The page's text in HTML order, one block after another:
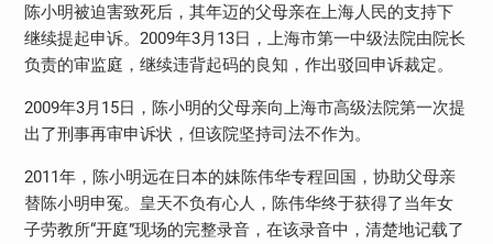
陈小明被迫害致死后，其年迈的父母亲在上海人民的支持下
继续提起申诉。 2009年3月 13日，上海市第一中级法院由院长
负责的审监庭，继续违背起码的良知，作出驳回申诉裁定。
2009年3月 15日，陈小明的父母亲向上海市高级法院第一次提
出了刑事再审申诉状，但该院坚持司法不作为。
2011年，陈小明远在日本的妹陈伟华专程回国，协助父母亲
替陈小明申冤。皇天不负有心人，陈伟华终于获得了当年女
子劳教所“开庭”现场的完整录音，在该录音中，清楚地记载了